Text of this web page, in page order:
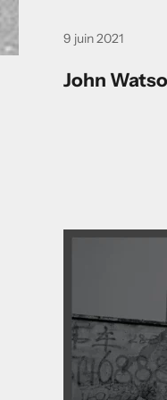
9 juin 2021
John